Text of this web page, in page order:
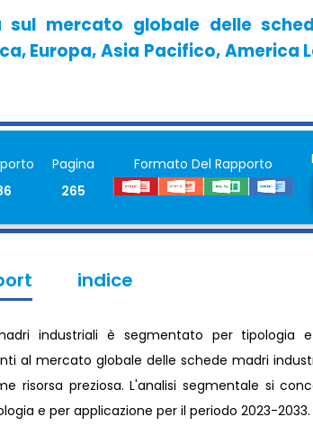
sul mercato globale delle
Europa, Asia Pacifico, America
Pagina
265
Formato Del Rapporto
indice
industriali è segmentato per tipologia e
al mercato globale delle schede madri
risorsa preziosa. L'analisi segmentale si
e per applicazione per il periodo 2023-2033.